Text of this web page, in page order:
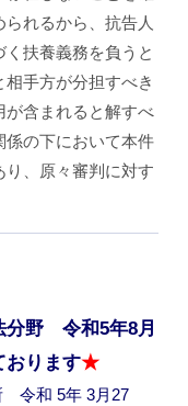
れるから、抗告人
扶養義務を負うと
手方が分担すべき
が含まれると解すべ
係の下において本件
、原々審判に対す
分野 令和5年8月
おります★
令和 5年 3月27